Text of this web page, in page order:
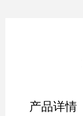
产品详情